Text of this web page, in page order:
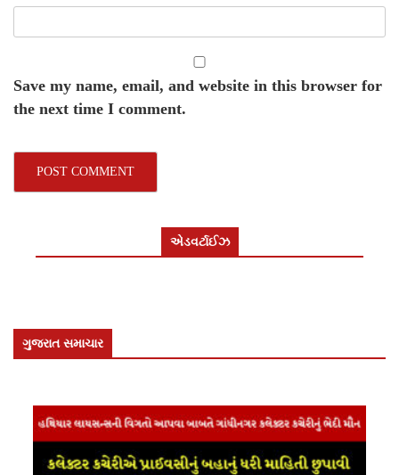
Save my name, email, and website in this browser for
the next time I comment.
એડવર્ટાઈઝ
ગુજરાત સમાચાર